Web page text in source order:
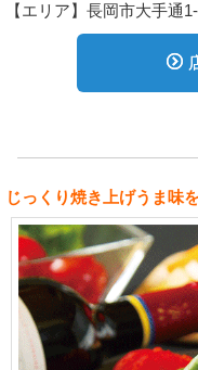
【エリア】長岡市大手通
じっくり焼き上げうま味